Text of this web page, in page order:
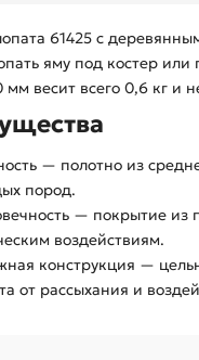
61425 с
яму под костер или
весит всего 0,6 кг и
— полотно из
пород.
— покрытие из
воздействиям.
конструкция —
от рассыхания и